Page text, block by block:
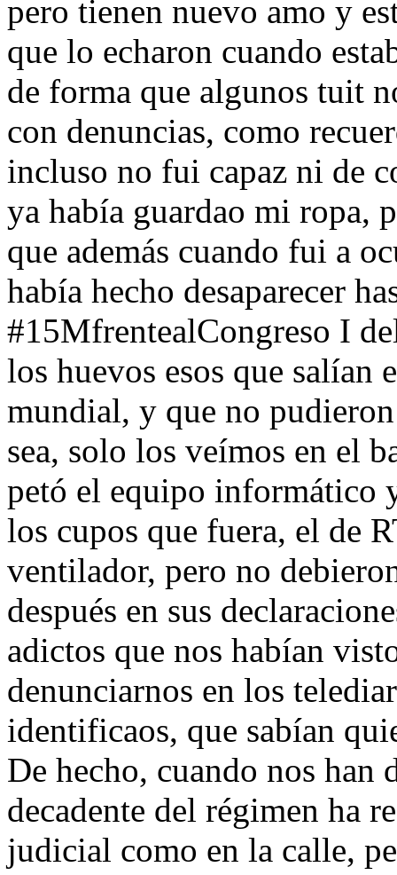
pero tienen nuevo amo y
que lo echaron cuando
de forma que algunos tuit
con denuncias, como
incluso no fui capaz ni de
ya había guardao mi ropa,
que además cuando fui a
había hecho desaparecer
#15MfrentealCongreso I
los huevos esos que salían
mundial, y que no
sea, solo los veímos en el
petó el equipo informático
los cupos que fuera, el de
ventilador, pero no
después en sus
adictos que nos habían
denunciarnos en los
identificaos, que sabían
De hecho, cuando nos han
decadente del régimen ha
judicial como en la calle,